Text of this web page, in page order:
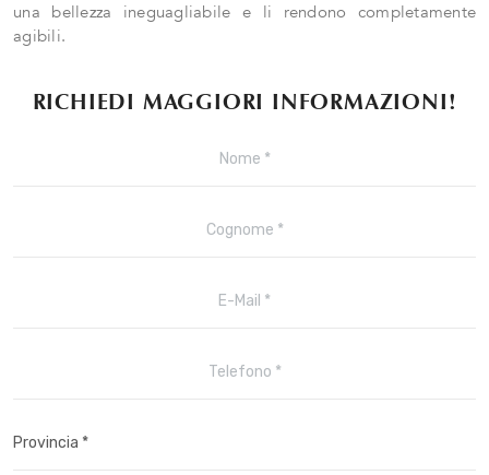
una bellezza ineguagliabile e li rendono completamente
agibili.
RICHIEDI MAGGIORI INFORMAZIONI!